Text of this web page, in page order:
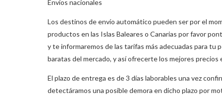
Envíos nacionales
Los destinos de envío automático pueden ser por el
productos en las Islas Baleares o Canarias por favor
y te informaremos de las tarifas más adecuadas para
baratas del mercado, y así ofrecerte los mejores precios
El plazo de entrega es de 3 días laborables una vez
detectáramos una posible demora en dicho plazo por